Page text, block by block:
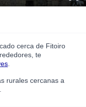
cerca de Fitoiro
te
rurales cercanas a